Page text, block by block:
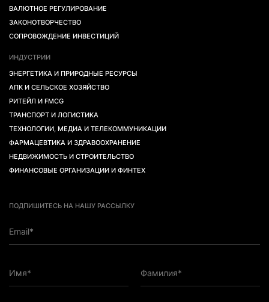
ВАЛЮТНОЕ РЕГУЛИРОВАНИЕ
ЗАКОНОТВОРЧЕСТВО
СОПРОВОЖДЕНИЕ ИНВЕСТИЦИЙ
ИНДУСТРИИ
ЭНЕРГЕТИКА И ПРИРОДНЫЕ РЕСУРСЫ
АПК И СЕЛЬСКОЕ ХОЗЯЙСТВО
РИТЕЙЛ И FMCG
ТРАНСПОРТ И ЛОГИСТИКА
ТЕХНОЛОГИИ, МЕДИА И ТЕЛЕКОММУНИКАЦИИ
ФАРМАЦЕВТИКА И ЗДРАВООХРАНЕНИЕ
НЕДВИЖИМОСТЬ И СТРОИТЕЛЬСТВО
ФИНАНСОВЫЕ ОРГАНИЗАЦИИ И ФИНТЕХ
ПОДПИШИТЕСЬ НА НАШУ РАССЫЛКУ
Email*
Имя* Фамилия*